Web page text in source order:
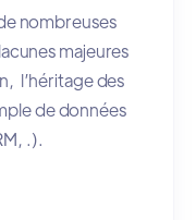
nombreuses
majeures
l’héritage des
de données
.).